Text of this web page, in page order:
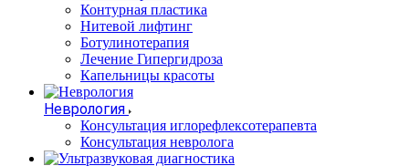
Контурная пластика
Нитевой лифтинг
Ботулинотерапия
Лечение Гипергидроза
Капельницы красоты
Неврология
Консультация иглорефлексотерапевта
Консультация невролога